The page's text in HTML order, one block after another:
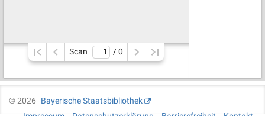
Scan / 0
©2026
Bayerische Staatsbibliothek